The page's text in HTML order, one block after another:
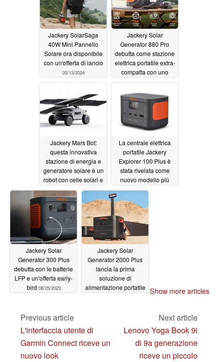
Jackery SolarSaga
40W Mini Pannello
Solare ora disponibile
con un'offerta di lancio
05/13/2024
Jackery Solar
Generator 880 Pro
debutta come stazione
elettrica portatile extra-
compatta con uno
Jackery Mars Bot:
questa innovativa
stazione di energia e
generatore solare è un
robot con celle solari e
tracciamento
01/07/2024
La centrale elettrica
portatile Jackery
Explorer 100 Plus è
stata rivelata come
nuovo modello più
piccolo10/31/2023
Jackery Solar
Generator 300 Plus
debutta con le batterie
LFP e un'offerta early-
bird 08/25/2023
Jackery Solar
Generator 2000 Plus
lancia la prima
soluzione di
alimentazione portatile Show more articles
Previous article
L'interfaccia utente di
Garmin Connect riceve un
nuovo look
Next article
Lenovo Yoga Book 9i
di 9a generazione
riceve un piccolo